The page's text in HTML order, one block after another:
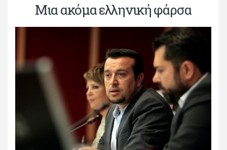
Μια ακόμα ελληνική φάρσα